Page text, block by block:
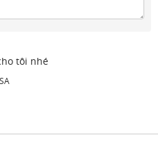
tôi nhé